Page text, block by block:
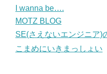
I wanna be….
MOTZ BLOG
SE(さえないエンジニア)
こまめにいきまっしょい